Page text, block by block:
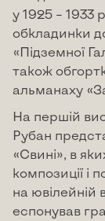
у 1925 – 1933
обкладинки
«Підземної
також
альманаху
На першій
Рубан
«Свині», в
композиції і
на ювілейній
еспонував